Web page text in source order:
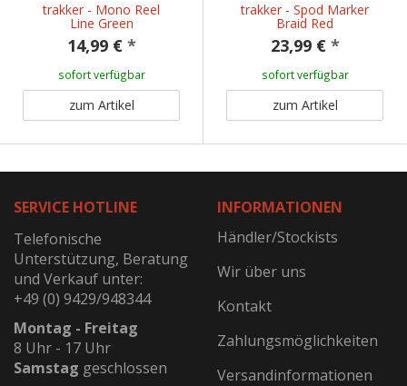
trakker - Mono Reel
Line Green
14,99 € *
sofort verfügbar
zum Artikel
trakker - Spod Marker
Braid Red
23,99 € *
sofort verfügbar
zum Artikel
SERVICE HOTLINE
Telefonische
Unterstützung, Beratung
und Verkauf unter:
+49 (0) 9429/948344
Montag - Freitag
8 Uhr - 17 Uhr
Samstag geschlossen
INFORMATIONEN
Händler/Stockists
Wir über uns
Kontakt
Zahlungsmöglichkeiten
Versandinformationen